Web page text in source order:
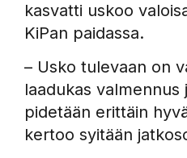
kasvatti uskoo
KiPan paidassa.
– Usko tulevaan on
laadukas valmennus
pidetään erittäin
kertoo syitään